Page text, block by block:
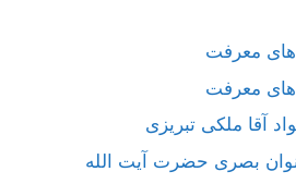
معرفت
معرفت
آقا ملکی تبریزی
بصری حضرت آیت الله